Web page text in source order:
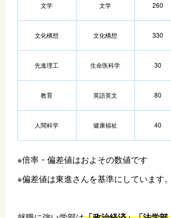
文学 文学 260
文化構想 文化構想 330
先進理工 生命医科学 30
教育 英語英文 80
人間科学 健康福祉 40
※倍率・偏差値はおよその数値です
※偏差値は東進さんを基準にしています。